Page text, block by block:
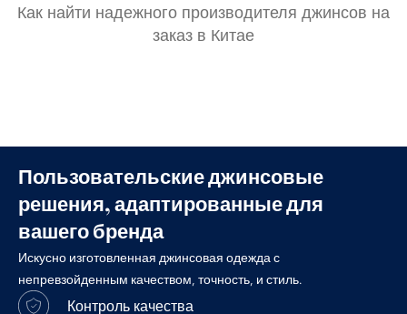
Как найти надежного производителя джинсов на
заказ в Китае
Пользовательские джинсовые
решения, адаптированные для
вашего бренда
Искусно изготовленная джинсовая одежда с
непревзойденным качеством, точность, и стиль.
Контроль качества